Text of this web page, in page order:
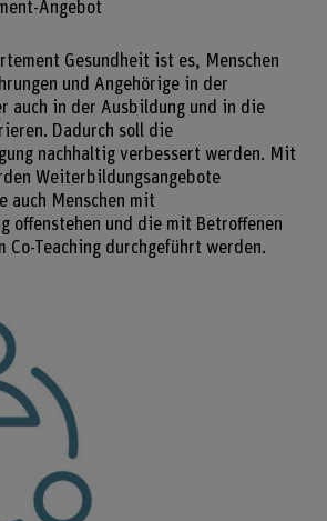
Angebot
Gesundheit ist es, Menschen
und Angehörige in der
auch in der Ausbildung und in die
Dadurch soll die
nachhaltig verbessert werden. Mit
Weiterbildungsangebote
auch Menschen mit
offenstehen und die mit Betroffenen
Co-Teaching durchgeführt werden.